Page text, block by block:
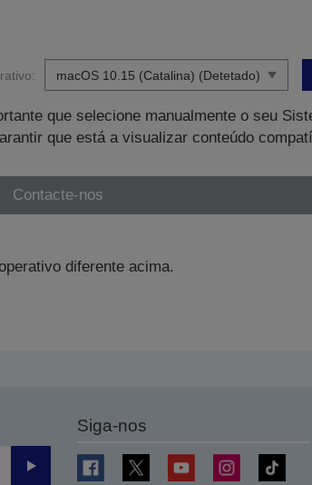
que selecione manualmente o seu
que está a visualizar conteúdo
Contacte-nos
diferente acima.
Enviar
Siga-nos